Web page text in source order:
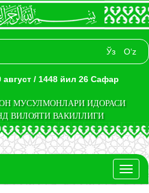
Ўз O‘z
август / 1448 йил 26 Сафар
МУСУЛМОНЛАРИ ИДОРАСИ
ВИЛОЯТИ ВАКИЛЛИГИ